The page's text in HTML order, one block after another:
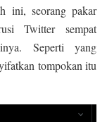
ini, seorang pakar
Twitter sempat
Seperti yang
tompokan itu